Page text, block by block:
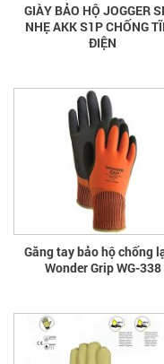
GIÀY BẢO HỘ JOGGER
NHẸ AKK S1P CHỐNG
ĐIỆN
Găng tay bảo hộ chống
Wonder Grip WG-338